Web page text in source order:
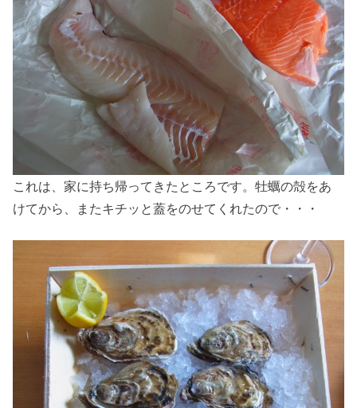
これは、家に持ち帰ってきたところです。牡蠣の殻をあ
けてから、またキチッと蓋をのせてくれたので・・・